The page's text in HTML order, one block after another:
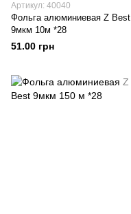
Артикул: 40040
Фольга алюминиевая Z Best
9мкм 10м *28
51.00 грн